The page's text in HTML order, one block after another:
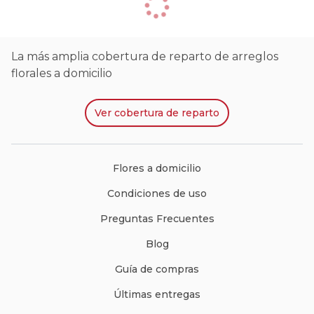
La más amplia cobertura de reparto de arreglos
florales a domicilio
Ver cobertura de reparto
Flores a domicilio
Condiciones de uso
Preguntas Frecuentes
Blog
Guía de compras
Últimas entregas